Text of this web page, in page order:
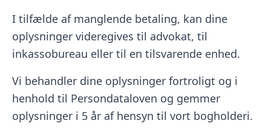
I tilfælde af manglende betaling, kan dine
oplysninger videregives til advokat, til
inkassobureau eller til en tilsvarende enhed.
Vi behandler dine oplysninger fortroligt og i
henhold til Persondataloven og gemmer
oplysninger i 5 år af hensyn til vort bogholderi.